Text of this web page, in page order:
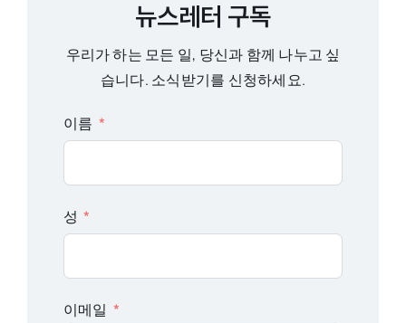
뉴스레터 구독
우리가 하는 모든 일, 당신과 함께 나누고 싶
습니다. 소식받기를 신청하세요.
이름
성
이메일